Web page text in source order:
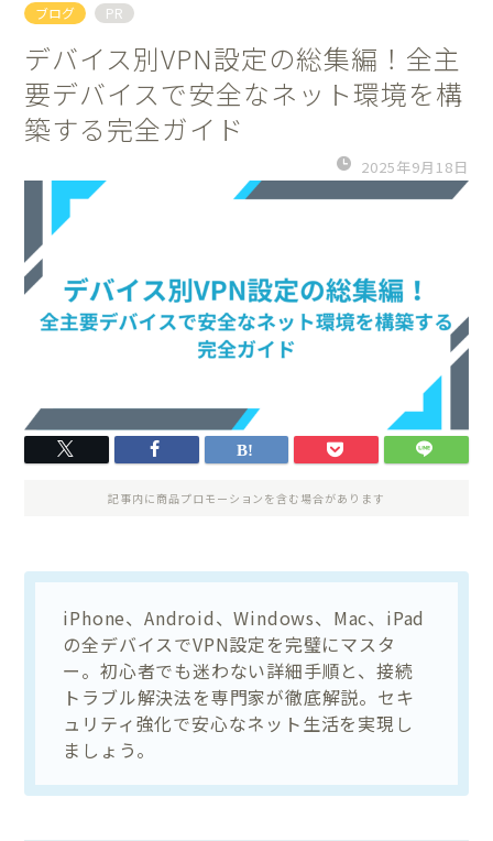
ブログ PR
デバイス別VPN設定の総集編！全主
要デバイスで安全なネット環境を構
築する完全ガイド
2025年9月18日
記事内に商品プロモーションを含む場合があります
iPhone、Android、Windows、Mac、iPad
の全デバイスでVPN設定を完璧にマスタ
ー。初心者でも迷わない詳細手順と、接続
トラブル解決法を専門家が徹底解説。セキ
ュリティ強化で安心なネット生活を実現し
ましょう。